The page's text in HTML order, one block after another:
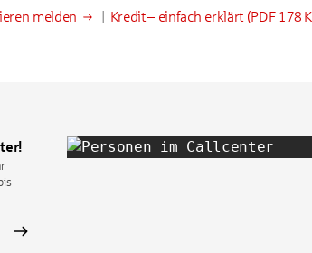
melden Kredit – einfach erklärt (PDF 178